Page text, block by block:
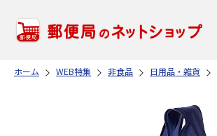
ホーム WEB特集 非食品 日用品・雑貨